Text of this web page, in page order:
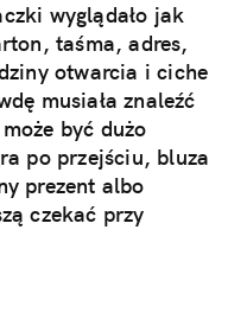
wyglądało jak
taśma, adres,
otwarcia i ciche
musiała znaleźć
być dużo
po przejściu, bluza
prezent albo
czekać przy
i najbliższy